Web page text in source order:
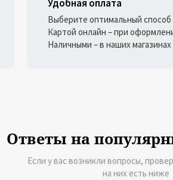
Удобная оплата
Выберите оптимальный способ
Картой онлайн – при
Наличными – в наших магазинах
Ответы на
Если у вас возникли вопросы,
на них есть ниже